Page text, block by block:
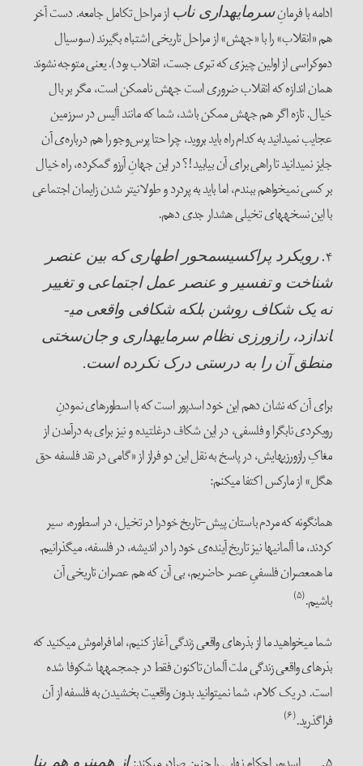
ادامه­ با فرمانِسرمایه­داری ناب از مراحل تکامل جامعه. دست آخر
هم «انقلاب» را با «جهش» از مراحل تاریخی اشتباه بگیرند (سوسیال
دموکراسی از اولین چیزی که تبری جست، انقلاب بود). یعنی متوجه نشوند
همان اندازه که انقلاب ضروری است جهش ناممکن است، مگر بر بال
خیال. تازه اگر هم جهش ممکن باشد، شما که مانند آلیس در سرزمین
عجایب نمی­دانید به کدام راه باید بروید، چرا حتا پرس‌وجو را هم درباره‌ی آن
جایز نمی­دانید تا راهی برای آن بیابید!؟ در این جهانِ آرزو گم­کرده، راه خیال
بر کسی نمی­خواهم ببندم، اما باید به پردرد و طولانی­تر شدن زایمان اجتماعی
با این نسخه­های تخیلی هشدار جدی دهم.
۴. رویکرد پراکسیس­محور اطهاری که بین عنصر
شناخت و تفسیر و عنصر عمل اجتماعی و تغییر
نه یک شکاف روشن بلکه شکافی واقعی می­
اندازد، رازورزی نظام سرمایه­داری و جان‌سختی
منطق آن را به درستی درک نکرده است.
برای آن که نشان دهم این خود اسدپور است که با اسطوره­ای نمودنِ
رویکردی ناب­گرا و فلسفی، در این شکاف درغلتیده و نیز برای به درآمدن از
مغاکِ رازورزی­هایش، در پاسخ به نقل این دو فراز از «گامی در نقد فلسفه حق
هگل» از مارکس اکتفا می­کنم:
همان­گونه که مردم باستان پیش-تاریخ خودرا در تخیل، در اسطوره، سیر
کردند، ما آلمانی­ها نیز تاریخ آینده‌ی خود را در اندیشه، در فلسفه، می­گذرانیم.
ما هم­عصران فلسفیِ عصر حاضریم، بی آن که هم عصران تاریخی آن
باشیم.(۵)
شما می­خواهید ما از بذرهای واقعی زندگی آغاز کنیم، اما فراموش می­کنید که
بذرهای واقعی زندگی ملت آلمان تاکنون فقط در جمجمه­ها شکوفا شده
است. در یک کلام، شما نمی­توانید بدون واقعیت بخشیدن به فلسفه از آن
فراگذرید.(۶)
.
از همین­رو هم بنا